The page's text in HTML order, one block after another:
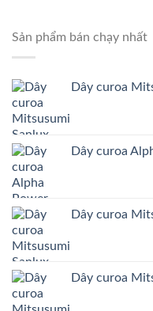
Sản phẩm bán chạy nhất
Dây curoa
Dây curoa
Dây curoa
Dây curoa